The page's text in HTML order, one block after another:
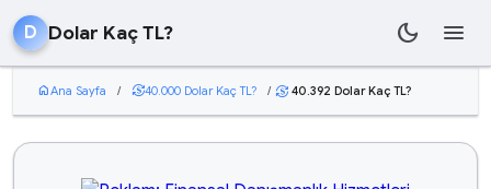
D Dolar Kaç TL? dark_mode menu
homeAna Sayfa / currency_exchange40.000 Dolar Kaç TL? / currency_exchange 40.392 Dolar Kaç TL?